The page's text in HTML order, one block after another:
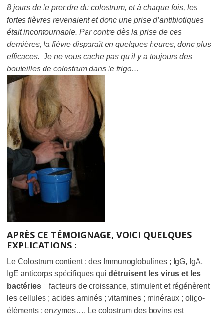
8 jours de le prendre du colostrum, et à chaque fois, les
fortes fièvres revenaient et donc une prise d’antibiotiques
était incontournable. Par contre dès la prise de ces
dernières, la fièvre disparaît en quelques heures, donc plus
efficaces. Je ne vous cache pas qu’il y a toujours des
bouteilles de colostrum dans le frigo…
APRÈS CE TÉMOIGNAGE, VOICI QUELQUES
EXPLICATIONS :
Le Colostrum contient : des Immunoglobulines ; IgG, IgA,
IgE anticorps spécifiques qui détruisent les virus et les
bactéries ; facteurs de croissance, stimulent et régénèrent
les cellules ; acides aminés ; vitamines ; minéraux ; oligo-
éléments ; enzymes…. Le colostrum des bovins est